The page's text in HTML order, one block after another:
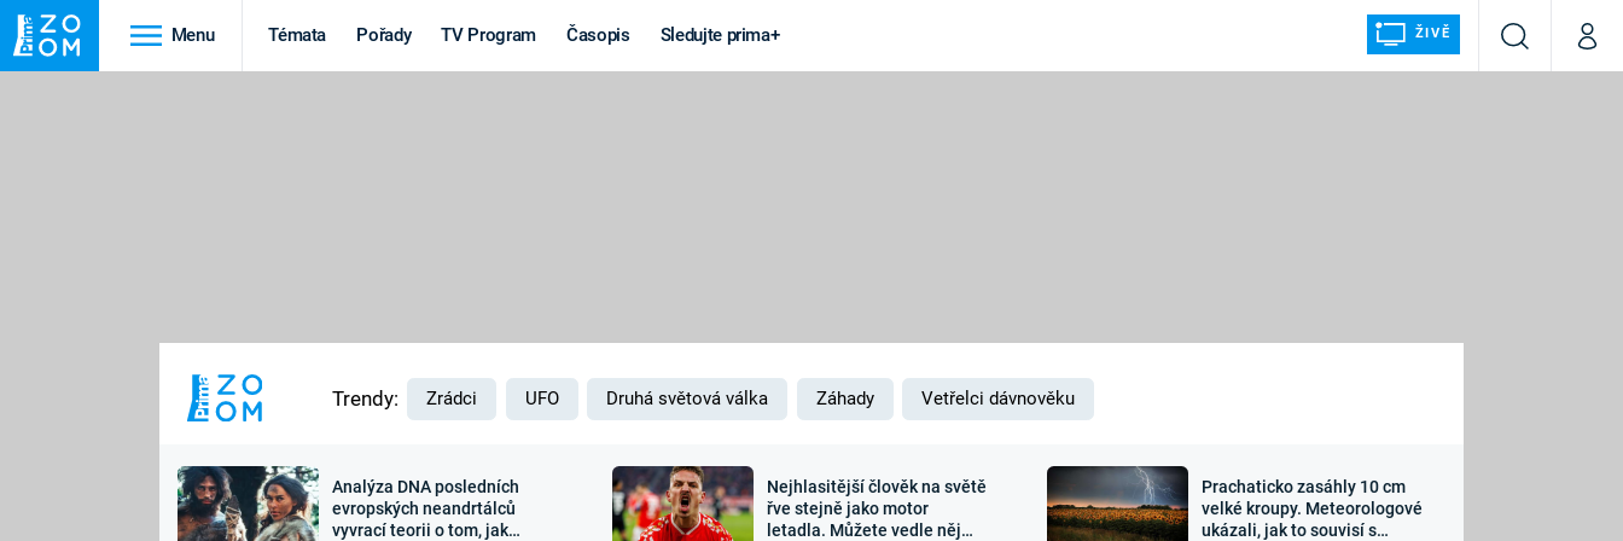
Menu Témata Pořady TV Program Časopis Sledujte prima+ ŽIVĚ
VyhledáváníMůj
MARS
Výročí
Záhady a
Zajímavosti Sledujte nás
Trendy: Zrádci UFO Druhá světová válka Záhady Vetřelci dávnověku
Analýza DNA posledních
evropských neandrtálců
vyvrací teorii o tom, jak
Nejhlasitější člověk na světě
řve stejně jako motor
letadla. Můžete vedle něj
Prachaticko zasáhly 10 cm
velké kroupy. Meteorologové
ukázali, jak to souvisí s